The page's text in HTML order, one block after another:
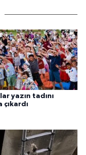
yazın tadını
çıkardı